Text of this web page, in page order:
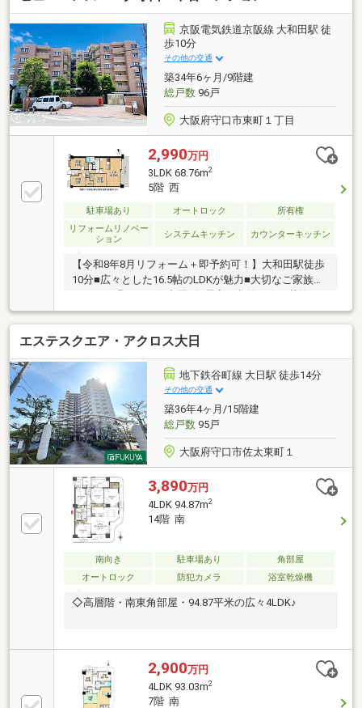
京阪電気鉄道京阪線 大和田駅 徒
歩10分
その他の交通
築34年6ヶ月/9階建
総戸数96戸
大阪府守口市東町１丁目
2,990万円
3LDK 68.76m2
5階 西
駐車場あり オートロック
所有権
リフォームリノベー
ション
システムキッチン カウンターキッチン
【令和8年8月リフォーム＋即予約可！】大和田駅徒歩
10分■広々とした16.5帖のLDKが魅力■大切なご家族と
すっきり片付きます
エステスクエア・アクロス大日
地下鉄谷町線 大日駅 徒歩14分
その他の交通
築36年4ヶ月/15階建
総戸数95戸
大阪府守口市佐太東町１
3,890万円
4LDK 94.87m2
14階 南
南向き 駐車場あり
角部屋
オートロック
防犯カメラ 浴室乾燥機
◇高層階・南東角部屋・94.87平米の広々4LDK♪
2,900万円
4LDK 93.03m2
7階 南